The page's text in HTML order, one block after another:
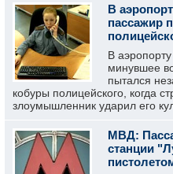
В
пассажир
В
минувшее
пытался
кобуры полицейского, когда
злоумышленник ударил его
МВД:
станции